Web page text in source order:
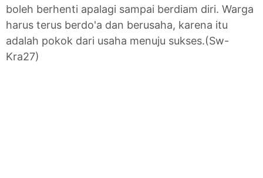
boleh berhenti apalagi sampai berdiam diri. Warga
harus terus berdo'a dan berusaha, karena itu
adalah pokok dari usaha menuju sukses.(Sw-
Kra27)